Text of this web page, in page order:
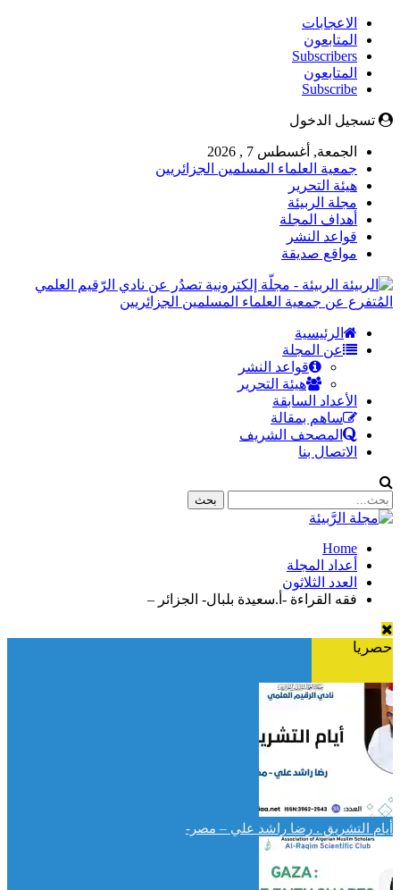
الاعجابات
المتابعون
Subscribers
المتابعون
Subscribe
تسجيل الدخول
الجمعة, أغسطس 7 , 2026
جمعية العلماء المسلمين الجزائريين
هيئة التحرير
مجلة الربيئة
أهداف المجلة
قواعد النشر
مواقع صديقة
الربيئة - مجلّة إلكترونية تصدُر عن نادي الرّقيم العلمي
المُتفرع عن جمعية العلماء المسلمين الجزائريين
الرئيسية
عن المجلة
قواعد النشر
هيئة التحرير
الأعداد السابقة
ساهم بمقالة
المصحف الشريف
الاتصال بنا
Home
أعداد المجلة
العدد الثلاثون
فقه القراءة -أ.سعيدة بلبال- الجزائر –
حصريا
أيام التشريق . رضا راشد علي – مصر-